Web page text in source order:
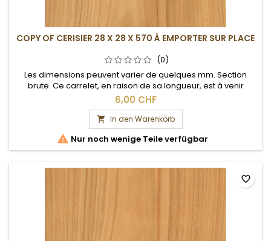
COPY OF CERISIER 28 X 28 X 570 À EMPORTER SUR PLACE
(0)
Les dimensions peuvent varier de quelques mm. Section
brute. Ce carrelet, en raison de sa longueur, est à venir
chercher sur place.
6,00 CHF
 In den Warenkorb
 Nur noch wenige Teile verfügbar
favorite_border